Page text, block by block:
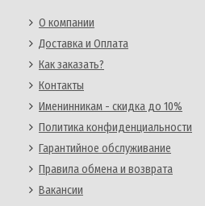
О компании
Доставка и Оплата
Как заказать?
Контакты
Именинникам - скидка до 10%
Политика конфиденциальности
Гарантийное обслуживание
Правила обмена и возврата
Вакансии